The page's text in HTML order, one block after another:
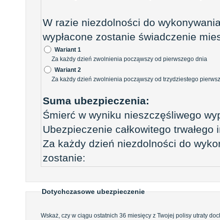
W razie niezdolności do
wypłacone zostanie świadczenie
Wariant 1
Za każdy dzień zwolnienia począwszy od pierwszego dnia
Wariant 2
Za każdy dzień zwolnienia począwszy od trzydziestego
Suma ubezpieczenia:
Śmierć w wyniku nieszczęśliwego
Ubezpieczenie całkowitego trwałego
Za każdy dzień niezdolności do
zostanie:
Dotychczasowe ubezpieczenie
Wskaż, czy w ciągu ostatnich 36 miesięcy z Twojej polisy utraty